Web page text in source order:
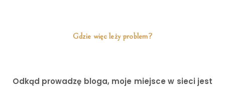
Gdzie więc leży problem?
Odkąd prowadzę bloga, moje miejsce w sieci jest